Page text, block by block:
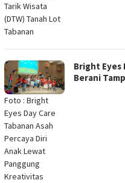
Tarik Wisata
(DTW) Tanah Lot
Tabanan
Foto : Bright
Eyes Day Care
Tabanan Asah
Percaya Diri
Anak Lewat
Panggung
Kreativitas
Bright Eyes
Berani